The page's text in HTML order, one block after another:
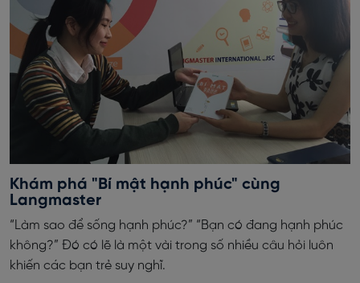
Khám phá "Bí mật hạnh phúc" cùng
Langmaster
“Làm sao để sống hạnh phúc?” “Bạn có đang hạnh phúc
không?” Đó có lẽ là một vài trong số nhiều câu hỏi luôn
khiến các bạn trẻ suy nghĩ.